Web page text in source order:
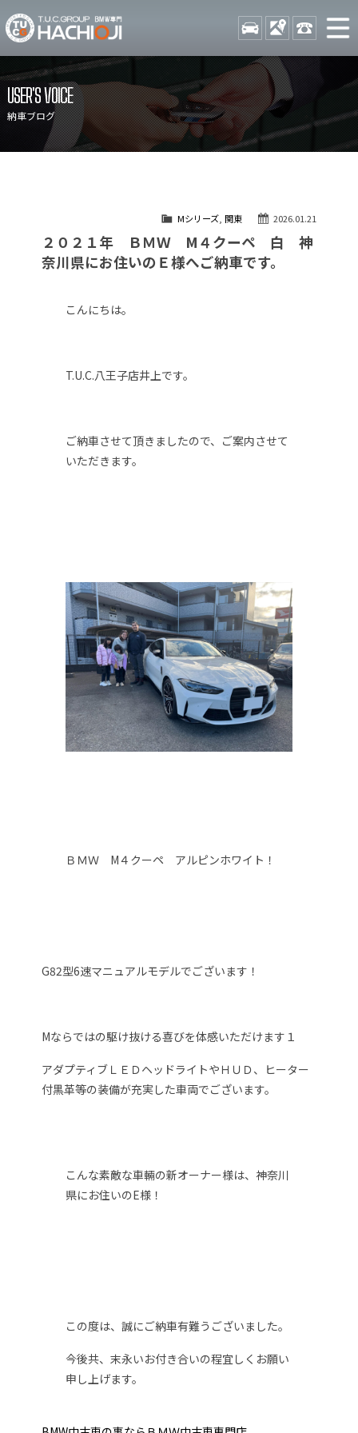
TUCグループ BMW専門 八
STOCK ACCESS 042-
ニュース
在庫リスト
目玉車両一覧
店舗紹介
保証＆サービス
アクセスマップ
自動車保険
TUCとは？
リクルート
会社概要
USER'S VOICE
納車ブログ
2026.01.21
Mシリーズ, 関東
２０２１年 ＢＭＷ M４クーペ 白 神
奈川県にお住いのＥ様へご納車です。
こんにちは。
T.U.C.八王子店井上です。
ご納車させて頂きましたので、ご案内させて
いただきます。
ＢＭＷ M４クーペ アルピンホワイト！
G82型6速マニュアルモデルでございます！
Mならではの駆け抜ける喜びを体感いただけます１
アダプティブＬＥＤヘッドライトやＨＵＤ、ヒーター
付黒革等の装備が充実した車両でございます。
こんな素敵な車輛の新オーナー様は、神奈川
県にお住いのE様！
この度は、誠にご納車有難うございました。
今後共、末永いお付き合いの程宜しくお願い
申し上げます。